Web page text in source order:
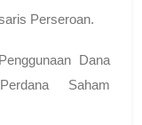
Perseroan.
Dana
Saham